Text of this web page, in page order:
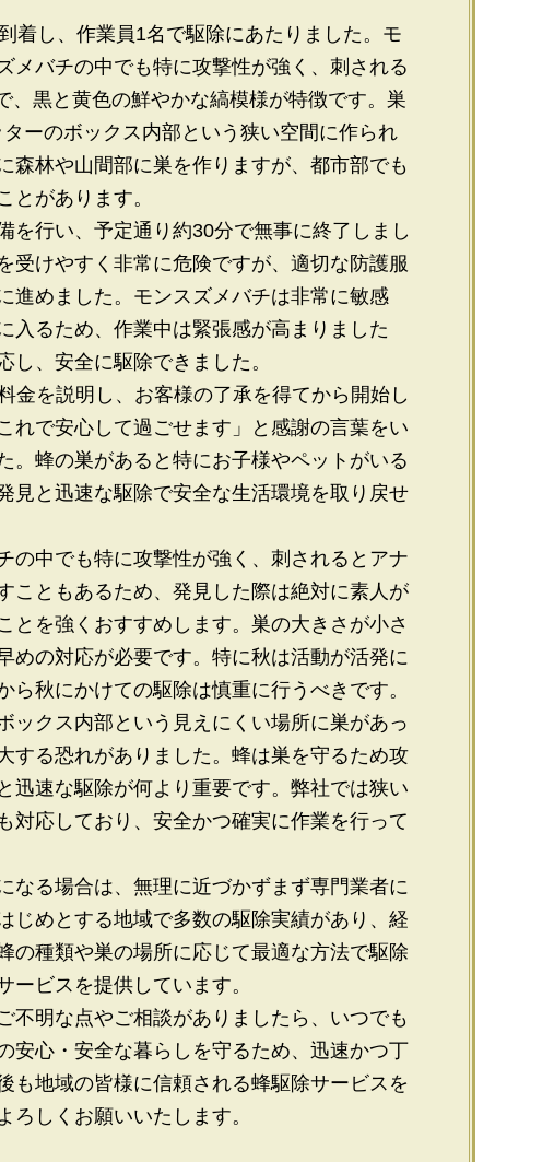
着し、作業員1名で駆除にあたりました。モ
メバチの中でも特に攻撃性が強く、刺される
、黒と黄色の鮮やかな縞模様が特徴です。巣
ーのボックス内部という狭い空間に作られ
森林や山間部に巣を作りますが、都市部でも
とがあります。
を行い、予定通り約30分で無事に終了しまし
受けやすく非常に危険ですが、適切な防護服
進めました。モンスズメバチは非常に敏感
入るため、作業中は緊張感が高まりました
し、安全に駆除できました。
金を説明し、お客様の了承を得てから開始し
れで安心して過ごせます」と感謝の言葉をい
。蜂の巣があると特にお子様やペットがいる
見と迅速な駆除で安全な生活環境を取り戻せ
の中でも特に攻撃性が強く、刺されるとアナ
こともあるため、発見した際は絶対に素人が
とを強くおすすめします。巣の大きさが小さ
めの対応が必要です。特に秋は活動が活発に
ら秋にかけての駆除は慎重に行うべきです。
ックス内部という見えにくい場所に巣があっ
する恐れがありました。蜂は巣を守るため攻
迅速な駆除が何より重要です。弊社では狭い
対応しており、安全かつ確実に作業を行って
なる場合は、無理に近づかずまず専門業者に
じめとする地域で多数の駆除実績があり、経
の種類や巣の場所に応じて最適な方法で駆除
ービスを提供しています。
不明な点やご相談がありましたら、いつでも
安心・安全な暮らしを守るため、迅速かつ丁
も地域の皆様に信頼される蜂駆除サービスを
しくお願いいたします。